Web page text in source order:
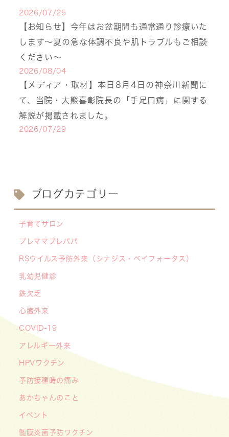
2026/07/25
【お知らせ】今年はお盆期間も通常通り診療いた
します〜夏の急な体調不良や肌トラブルもご相談
ください〜
2026/08/04
【メディア・取材】本日8月4日の神奈川新聞に
て、当院・大熊喜彰院長の「手足口病」に関する
解説が掲載されました。
2026/07/29
2026/07/13
【お知らせ】川崎市の「麻しん（はしか）対策事
2026/07/07
【デジタル診察券に移行します】
2026/06/16
【メディア・取材】学研の子育て応援サイト「こ
そだてまっぷ」に大熊喜彰院長監修の記事（こど
もの日焼け対策）がアップされました！
2026/05/19
【開院7周年のご挨拶】診察室を飛び出し、地域
とともに子どもの未来を創るクリニックへ
――「武蔵小杉 森のこどもクリニック」の新た
な挑戦
2026/05/08
ブログカテゴリー
子育てサロン
プレママプレパパ
RSウイルス予防外来（シナジス・ベイフォータス）
乳幼児健診
鉄欠乏
心臓外来
COVID-19
アレルギー外来
HPVワクチン
予防接種時の痛み
あかちゃんのこと
イベント
髄膜炎菌予防ワクチン